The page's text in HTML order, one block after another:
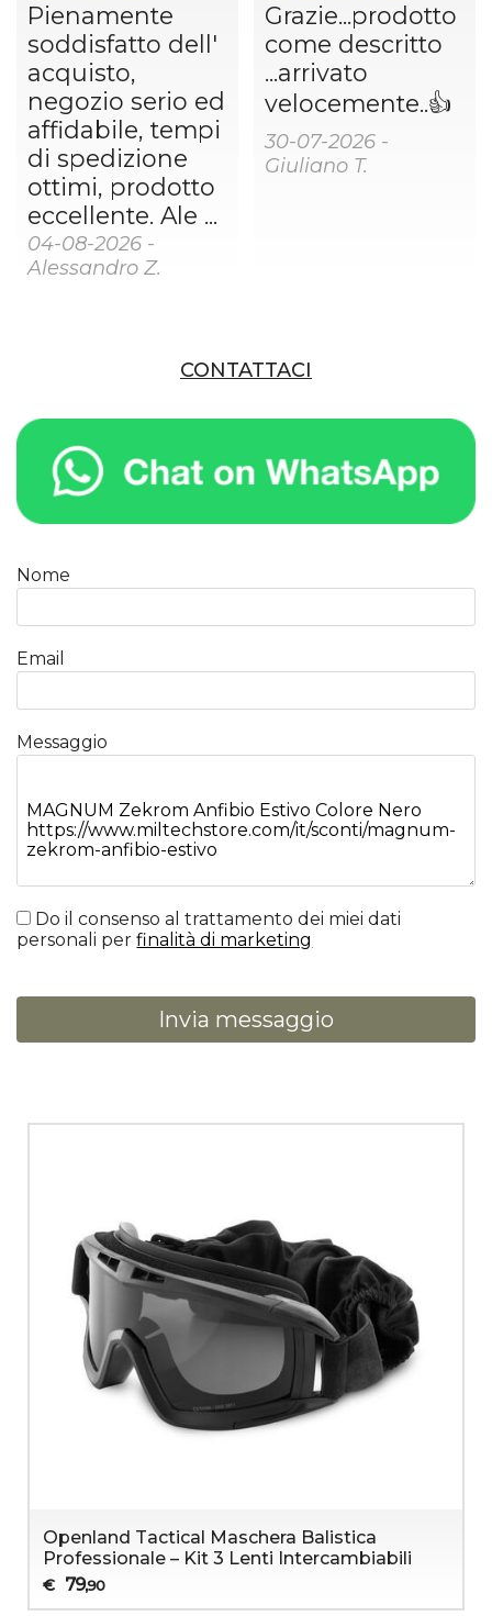
Pienamente
soddisfatto dell'
acquisto,
negozio serio ed
affidabile, tempi
di spedizione
ottimi, prodotto
eccellente. Ale ...
04-08-2026 -
Alessandro Z.
Grazie...prodotto
come descritto
...arrivato
velocemente..👍
30-07-2026 -
Giuliano T.
CONTATTACI
Nome
Email
Messaggio
Do il consenso al trattamento dei miei dati
personali perfinalità di marketing
Invia messaggio
Openland Tactical Maschera Balistica
Professionale – Kit 3 Lenti Intercambiabili
€ 79,90